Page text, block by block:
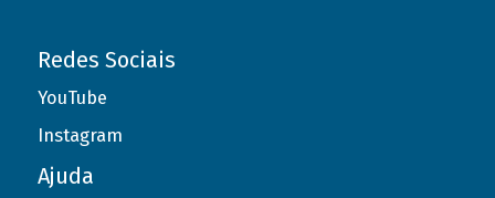
Redes Sociais
YouTube
Instagram
Ajuda